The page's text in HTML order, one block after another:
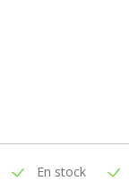
En stock